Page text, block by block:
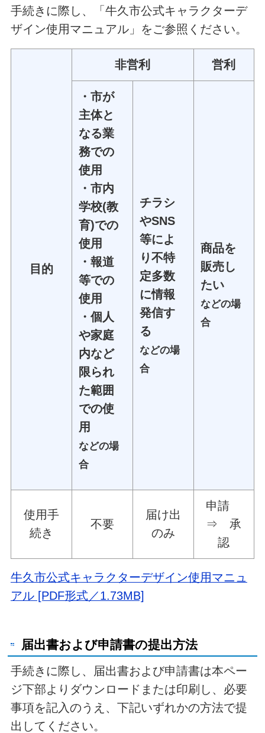
手続きに際し、「牛久市公式キャラクターデ
ザイン使用マニュアル」をご参照ください。
目的
非営利 営利
・市が
主体と
なる業
務での
使用
・市内
学校(教
育)での
使用
・報道
等での
使用
・個人
や家庭
内など
限られ
た範囲
での使
用
などの場
合
チラシ
やSNS
等によ
り不特
定多数
に情報
発信す
る
などの場
合
商品を
販売し
たい
などの場
合
使用手
続き
不要
届け出
のみ
申請
⇒ 承
認
牛久市公式キャラクターデザイン使用マニュ
アル [PDF形式／1.73MB]
届出書および申請書の提出方法
手続きに際し、届出書および申請書は本ペー
ジ下部よりダウンロードまたは印刷し、必要
事項を記入のうえ、下記いずれかの方法で提
出してください。